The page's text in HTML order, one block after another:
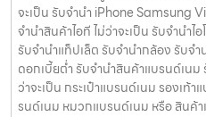
จะเป็น รับจำนำ iPhone Samsung
จำนำสินค้าไอที ไม่ว่าจะเป็น รับจำนำ
รับจำนำแท็ปเล็ต รับจำนำกล้อง รับจ
ดอกเบี้ยต่ำ รับจำนำสินค้าแบรนด์เน
ว่าจะเป็น กระเป๋าแบรนด์เนม รองเท้
รนด์เนม หมวกแบรนด์เนม หรือ สินค้